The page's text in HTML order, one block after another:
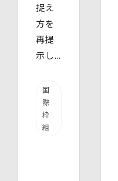
捉え
方を
再提
示し...
国
際
枠
組